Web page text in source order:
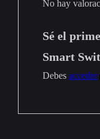
No hay
Sé el
Smart
Debesacceder